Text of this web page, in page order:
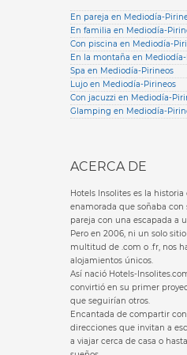
En pareja en Mediodía-
En familia en Mediodía-
Con piscina en Mediodía-
En la montaña en
Spa en Mediodía-Pirineos
Lujo en Mediodía-Pirineos
Con jacuzzi en Mediodía-
Glamping en Mediodía-
ACERCA DE
Hotels Insolites es la historia
enamorada que soñaba con
pareja con una escapada a
Pero en 2006, ni un solo
multitud de .com o .fr, nos
alojamientos únicos.
Así nació Hotels-
convirtió en su primer
que seguirían otros.
Encantada de compartir
direcciones que invitan a
a viajar cerca de casa o